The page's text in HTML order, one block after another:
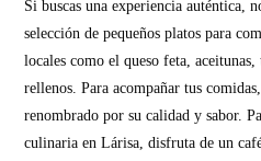
Si buscas una experiencia auténtica,
selección de pequeños platos para
locales como el queso feta,
rellenos. Para acompañar tus
renombrado por su calidad y sabor.
culinaria en Lárisa, disfruta de un